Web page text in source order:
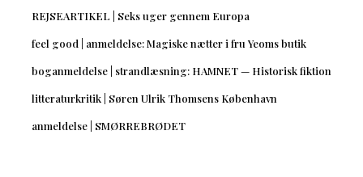
REJSEARTIKEL | Seks uger gennem Europa
feel good | anmeldelse: Magiske nætter i fru Yeoms butik
boganmeldelse | strandlæsning: HAMNET — Historisk fiktion
litteraturkritik | Søren Ulrik Thomsens København
anmeldelse | SMØRREBRØDET